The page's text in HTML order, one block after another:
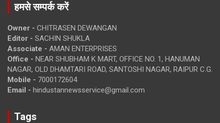
हमसे सम्पर्क करें
Owner - CHITRASEN DEWANGAN
Editor - SACHIN SHUKLA
Associate - AMAN ENTERPRISES
Office - NEAR SHUBHAM K MART, OFFICE NO. 1, HANUMAN
NAGAR, OLD DHAMTARI ROAD, SANTOSHI NAGAR, RAIPUR C.G.
Mobile - 7000172604
Email - hindustannewsservice@gmail.com
Tags